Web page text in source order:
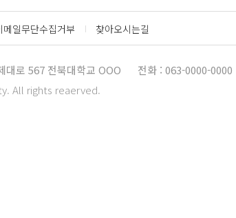
메일무단수집거부 찾아오시는길
대로 567 전북대학교 OOO 전화 : 063-0000-0000
All rights reaerved.